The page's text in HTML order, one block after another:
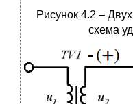
Рисунок 4.2 –
схема